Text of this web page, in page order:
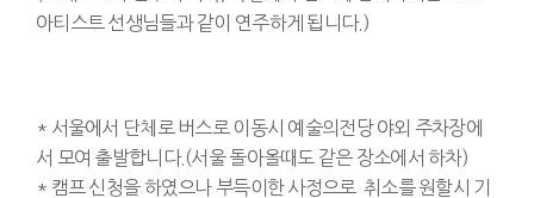
아티스트 선생님들과 같이 연주하게 됩니다.)
* 서울에서 단체로 버스로 이동시 예술의전당 야외 주차장에
서 모여 출발합니다.(서울 돌아올때도 같은 장소에서 하차)
* 캠프 신청을 하였으나 부득이한 사정으로 취소를 원할시 기